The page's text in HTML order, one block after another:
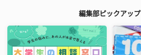
編集部ピックアップ